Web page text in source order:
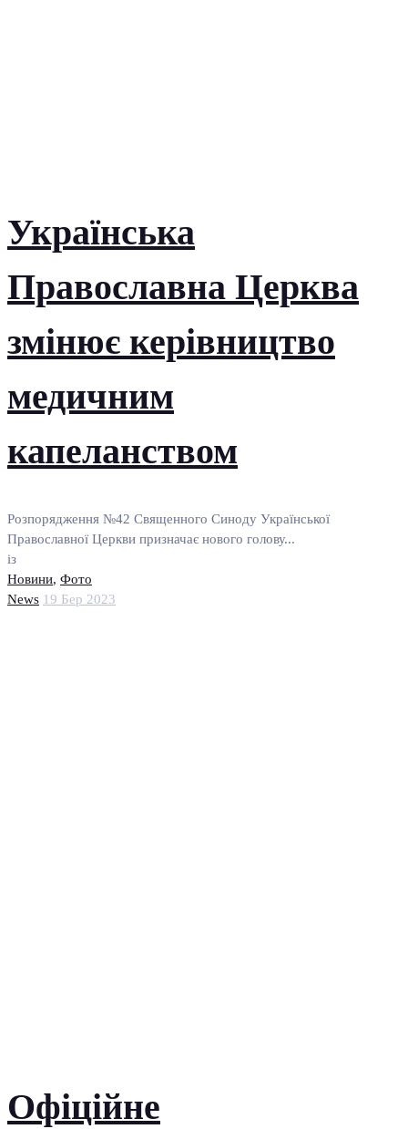
Українська
Православна Церква
змінює керівництво
медичним
капеланством
Розпорядження №42 Священного Синоду Української
Православної Церкви призначає нового голову...
із
Новини, Фото
News 19 Бер 2023
Офіційне